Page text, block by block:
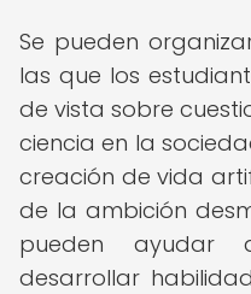
Se pueden
las que los
de vista sobre
ciencia en la
creación de vida
de la ambición
pueden ayudar
desarrollar